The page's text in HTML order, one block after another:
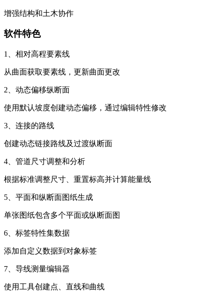
增强结构和土木协作
软件特色
1、相对高程要素线
从曲面获取要素线，更新曲面更改
2、动态偏移纵断面
使用默认坡度创建动态偏移，通过编辑特性修改
3、连接的路线
创建动态链接路线及过渡纵断面
4、管道尺寸调整和分析
根据标准调整尺寸、重置标高并计算能量线
5、平面和纵断面图纸生成
单张图纸包含多个平面或纵断面图
6、标签特性集数据
添加自定义数据到对象标签
7、导线测量编辑器
使用工具创建点、直线和曲线